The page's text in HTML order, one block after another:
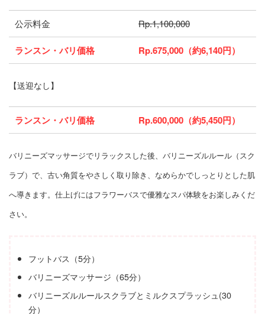
公示料金 Rp.1,100,000
ランスン・バリ価格 Rp.675,000（約6,140円）
【送迎なし】
ランスン・バリ価格 Rp.600,000（約5,450円）
バリニーズマッサージでリラックスした後、バリニーズルルール（スク
ラブ）で、古い角質をやさしく取り除き、なめらかでしっとりとした肌
へ導きます。仕上げにはフラワーバスで優雅なスパ体験をお楽しみくだ
さい。
フットバス（5分）
バリニーズマッサージ（65分）
バリニーズルルールスクラブとミルクスプラッシュ(30
分）